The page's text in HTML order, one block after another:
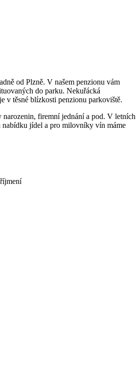
od Plzně. V našem penzionu vám
do parku. Nekuřácká
v těsné blízkosti penzionu parkoviště.
narozenin, firemní jednání a pod. V letních
nabídku jídel a pro milovníky vín máme